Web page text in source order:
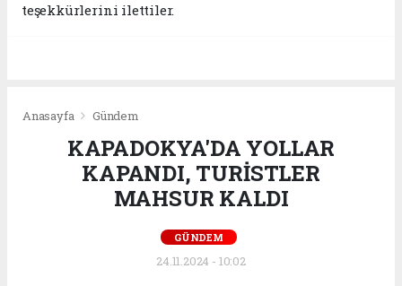
teşekkürlerini ilettiler.
Anasayfa Gündem
KAPADOKYA'DA YOLLAR
KAPANDI, TURİSTLER
MAHSUR KALDI
GÜNDEM
24.11.2024 - 10:02